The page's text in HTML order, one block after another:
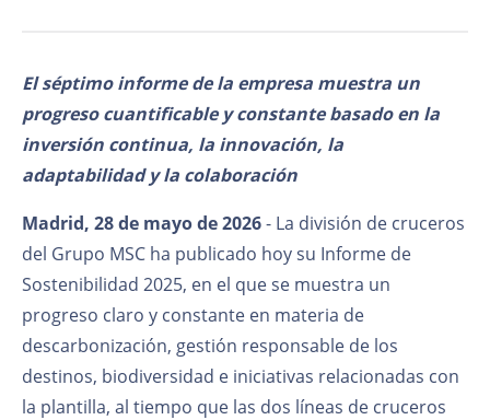
El séptimo informe de la empresa muestra un
progreso cuantificable y constante basado en la
inversión continua, la innovación, la
adaptabilidad y la colaboración
Madrid, 28 de mayo de 2026- La división de cruceros
del Grupo MSC ha publicado hoy su Informe de
Sostenibilidad 2025, en el que se muestra un
progreso claro y constante en materia de
descarbonización, gestión responsable de los
destinos, biodiversidad e iniciativas relacionadas con
la plantilla, al tiempo que las dos líneas de cruceros